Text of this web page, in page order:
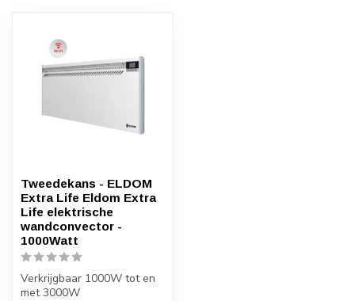
Tweedekans - ELDOM
Extra Life Eldom Extra
Life elektrische
wandconvector -
1000Watt
Verkrijgbaar 1000W tot en
met 3000W